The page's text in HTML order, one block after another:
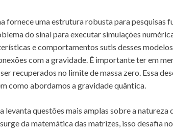
fornece uma estrutura robusta para pesquisas
do sinal para executar simulações
e comportamentos sutis desses
com a gravidade. É importante ter em
recuperados no limite de massa zero. Essa
como abordamos a gravidade quântica.
levanta questões mais amplas sobre a
da matemática das matrizes, isso desafia